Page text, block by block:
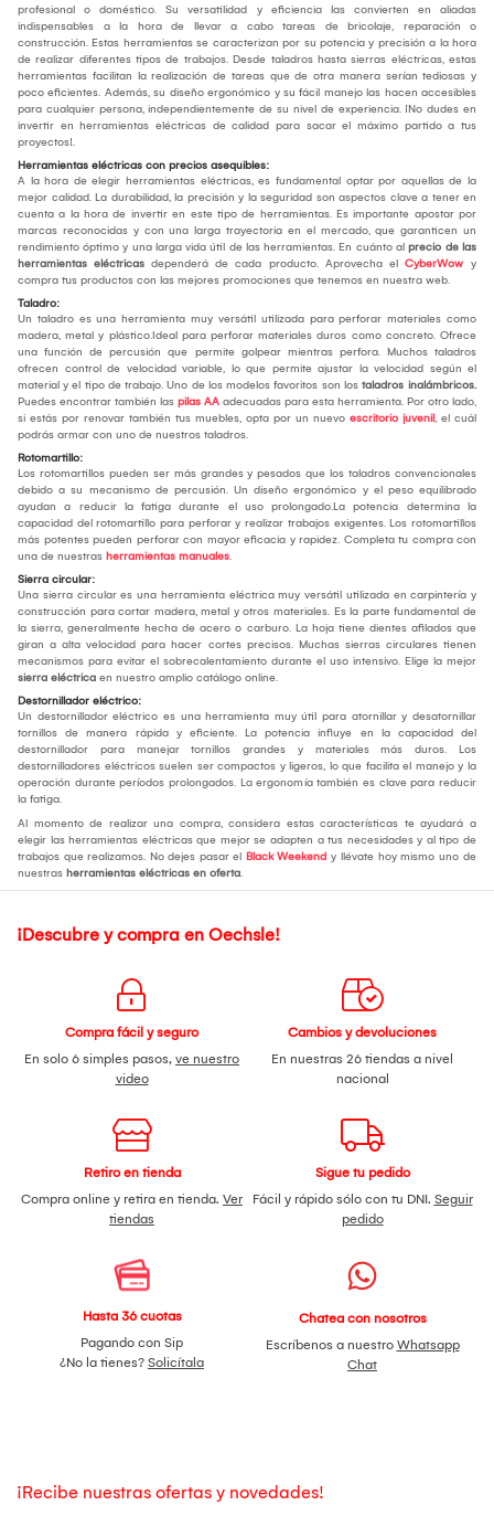
profesional o doméstico. Su versatilidad y eficiencia las convierten en aliadas
indispensables a la hora de llevar a cabo tareas de bricolaje, reparación o
construcción. Estas herramientas se caracterizan por su potencia y precisión a la hora
de realizar diferentes tipos de trabajos. Desde taladros hasta sierras eléctricas, estas
herramientas facilitan la realización de tareas que de otra manera serían tediosas y
poco eficientes. Además, su diseño ergonómico y su fácil manejo las hacen accesibles
para cualquier persona, independientemente de su nivel de experiencia. ¡No dudes en
invertir en herramientas eléctricas de calidad para sacar el máximo partido a tus
proyectos!.
Herramientas eléctricas con precios asequibles:
A la hora de elegir herramientas eléctricas, es fundamental optar por aquellas de la
mejor calidad. La durabilidad, la precisión y la seguridad son aspectos clave a tener en
cuenta a la hora de invertir en este tipo de herramientas. Es importante apostar por
marcas reconocidas y con una larga trayectoria en el mercado, que garanticen un
rendimiento óptimo y una larga vida útil de las herramientas. En cuánto al precio de las
herramientas eléctricas dependerá de cada producto. Aprovecha el CyberWow y
compra tus productos con las mejores promociones que tenemos en nuestra web.
Taladro:
Un taladro es una herramienta muy versátil utilizada para perforar materiales como
madera, metal y plástico.Ideal para perforar materiales duros como concreto. Ofrece
una función de percusión que permite golpear mientras perfora. Muchos taladros
ofrecen control de velocidad variable, lo que permite ajustar la velocidad según el
material y el tipo de trabajo. Uno de los modelos favoritos son los taladros inalámbricos.
Puedes encontrar también las pilas AA adecuadas para esta herramienta. Por otro lado,
si estás por renovar también tus muebles, opta por un nuevo escritorio juvenil, el cuál
podrás armar con uno de nuestros taladros.
Rotomartillo:
Los rotomartillos pueden ser más grandes y pesados que los taladros convencionales
debido a su mecanismo de percusión. Un diseño ergonómico y el peso equilibrado
ayudan a reducir la fatiga durante el uso prolongado.La potencia determina la
capacidad del rotomartillo para perforar y realizar trabajos exigentes. Los rotomartillos
más potentes pueden perforar con mayor eficacia y rapidez. Completa tu compra con
una de nuestras herramientas manuales.
Sierra circular:
Una sierra circular es una herramienta eléctrica muy versátil utilizada en carpintería y
construcción para cortar madera, metal y otros materiales. Es la parte fundamental de
la sierra, generalmente hecha de acero o carburo. La hoja tiene dientes afilados que
giran a alta velocidad para hacer cortes precisos. Muchas sierras circulares tienen
mecanismos para evitar el sobrecalentamiento durante el uso intensivo. Elige la mejor
sierra eléctrica en nuestro amplio catálogo online.
Destornillador eléctrico:
Un destornillador eléctrico es una herramienta muy útil para atornillar y desatornillar
tornillos de manera rápida y eficiente. La potencia influye en la capacidad del
destornillador para manejar tornillos grandes y materiales más duros. Los
destornilladores eléctricos suelen ser compactos y ligeros, lo que facilita el manejo y la
operación durante períodos prolongados. La ergonomía también es clave para reducir
la fatiga.
Al momento de realizar una compra, considera estas características te ayudará a
elegir las herramientas eléctricas que mejor se adapten a tus necesidades y al tipo de
trabajos que realizamos. No dejes pasar el Black Weekend y llévate hoy mismo uno de
nuestras herramientas eléctricas en oferta.
¡Descubre y compra en Oechsle!
Compra fácil y seguro
En solo 6 simples pasos, ve nuestro
video
Cambios y devoluciones
En nuestras 26 tiendas a nivel
nacional
Retiro en tienda
Compra online y retira en tienda. Ver
tiendas
Sigue tu pedido
Fácil y rápido sólo con tu DNI. Seguir
pedido
Hasta 36 cuotas
Pagando con Sip
¿No la tienes? Solicítala
Chatea con nosotros
Escríbenos a nuestro Whatsapp
Chat
¡Recibe nuestras ofertas y novedades!